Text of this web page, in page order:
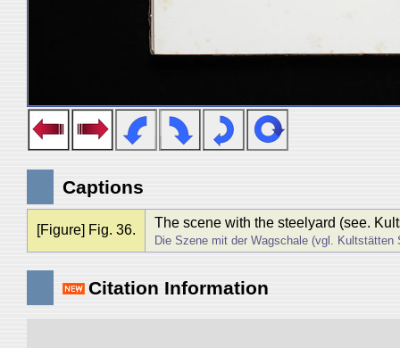
Captions
[Figure] Fig. 36. The scene with the steelyard (see.
Die Szene mit der Wagschale (vgl.
Citation Information